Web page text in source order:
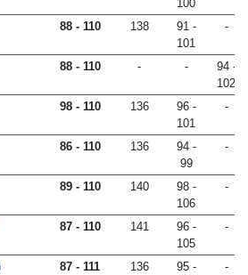
100
88 - 110 138
91 -
101
-
88 - 110 - -
94 -
102
98 - 110 136
96 -
101
-
86 - 110 136
94 -
99
-
89 - 110 140
98 -
106
-
87 - 110 141
96 -
105
-
87 - 111 136
95 -
-